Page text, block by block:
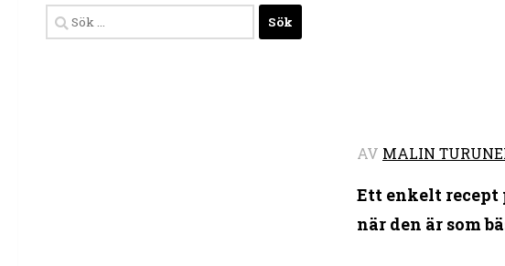
AV MALIN
Ett enkelt recept
när den är som
Sök
efter: